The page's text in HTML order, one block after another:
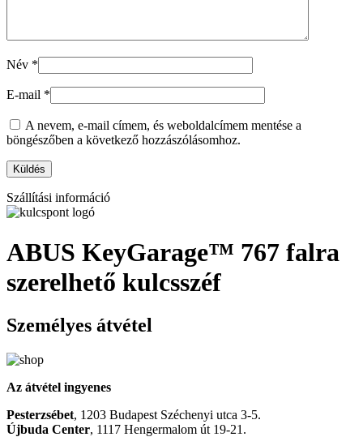
Név *
E-mail *
A nevem, e-mail címem, és weboldalcímem mentése a
böngészőben a következő hozzászólásomhoz.
Szállítási információ
ABUS KeyGarage™ 767 falra
szerelhető kulcsszéf
Személyes átvétel
Az átvétel ingyenes
Pesterzsébet, 1203 Budapest Széchenyi utca 3-5.
Újbuda Center, 1117 Hengermalom út 19-21.